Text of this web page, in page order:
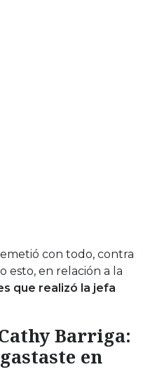
con todo, contra
esto, en relación a la
que realizó la jefa
Barriga:
en